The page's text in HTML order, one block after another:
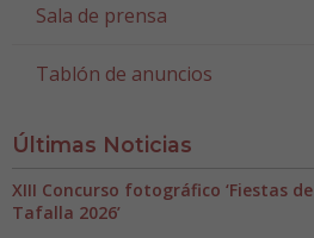
Sala de prensa
Tablón de anuncios
Últimas Noticias
XIII Concurso fotográfico ‘Fiestas de
Tafalla 2026’